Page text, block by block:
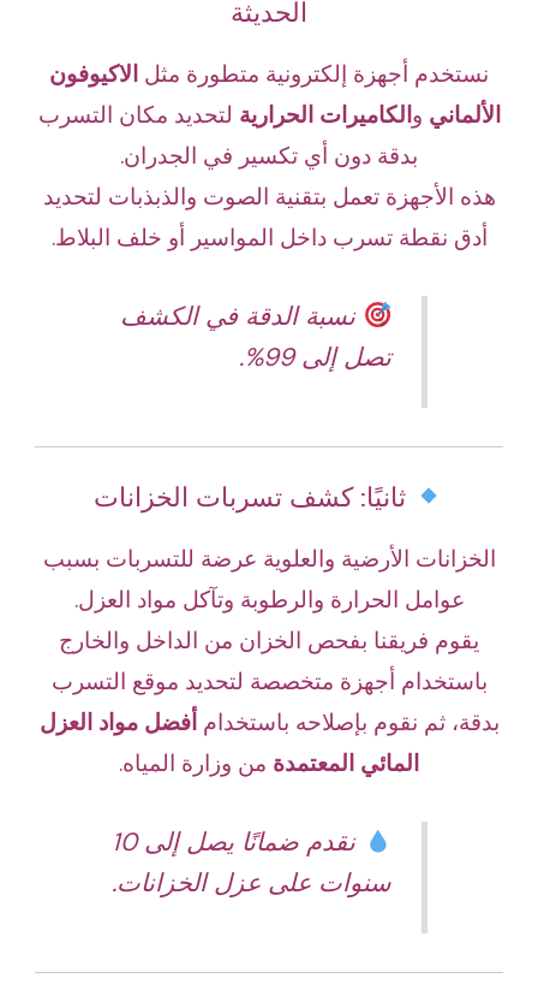
الحديثة
نستخدم أجهزة إلكترونية متطورة مثل الاكيوفون
الألماني والكاميرات الحرارية لتحديد مكان التسرب
بدقة دون أي تكسير في الجدران.
هذه الأجهزة تعمل بتقنية الصوت والذبذبات لتحديد
أدق نقطة تسرب داخل المواسير أو خلف البلاط.
نسبة الدقة في الكشف
تصل إلى 99%.
ثانيًا: كشف تسربات الخزانات
الخزانات الأرضية والعلوية عرضة للتسربات بسبب
عوامل الحرارة والرطوبة وتآكل مواد العزل.
يقوم فريقنا بفحص الخزان من الداخل والخارج
باستخدام أجهزة متخصصة لتحديد موقع التسرب
بدقة، ثم نقوم بإصلاحه باستخدامأفضل مواد العزل
المائي المعتمدة من وزارة المياه.
نقدم ضمانًا يصل إلى 10
سنوات على عزل الخزانات.